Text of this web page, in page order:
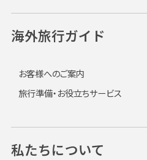
海外旅行ガイド
お客様へのご案内
旅行準備・お役立ちサービス
私たちについて